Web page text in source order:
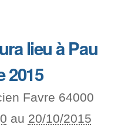
lieu à Pau
2015
Favre 64000
au 20/10/2015